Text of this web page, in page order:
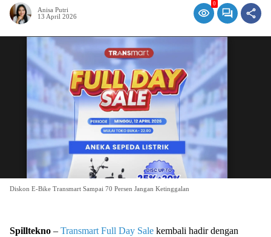
Anisa Putri
13 April 2026
0
Diskon E-Bike Transmart Sampai 70 Persen Jangan Ketinggalan
Spilltekno – Transmart Full Day Sale kembali hadir dengan